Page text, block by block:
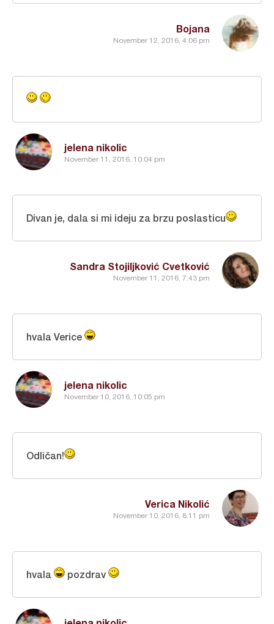
Bojana
November 12, 2016, 4:06 pm
jelena nikolic
November 11, 2016, 10:04 pm
Sandra Stojiljković Cvetković
November 11, 2016, 7:43 pm
Divan je, dala si mi ideju za brzu poslasticu
jelena nikolic
November 10, 2016, 10:05 pm
hvala Verice
Verica Nikolić
November 10, 2016, 8:11 pm
Odličan!
hvala pozdrav